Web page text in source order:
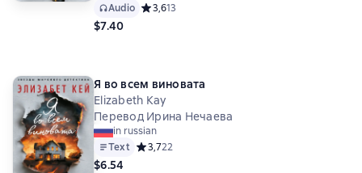
Audio Средний рейтинг 3,6 на основе 13 оценок
3,613
$7.40
Я во всем виновата
Elizabeth Kay
Перевод Ирина Нечаева
in russian
Text Средний рейтинг 3,7 на основе 22 оценок
3,722
$6.54